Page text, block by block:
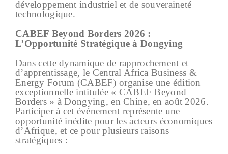
développement industriel et de souveraineté
technologique.
CABEF Beyond Borders 2026 :
L’Opportunité Stratégique à Dongying
Dans cette dynamique de rapprochement et
d’apprentissage, le Central Africa Business &
Energy Forum (CABEF) organise une édition
exceptionnelle intitulée « CABEF Beyond
Borders » à Dongying, en Chine, en août 2026.
Participer à cet événement représente une
opportunité inédite pour les acteurs économiques
d’Afrique, et ce pour plusieurs raisons
stratégiques :